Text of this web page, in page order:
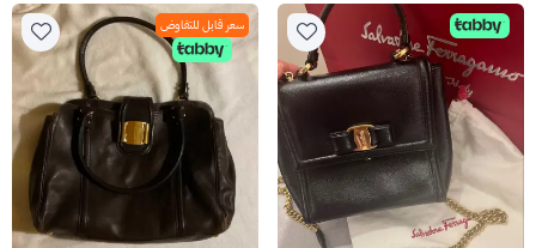
سعر قابل للتفاوض